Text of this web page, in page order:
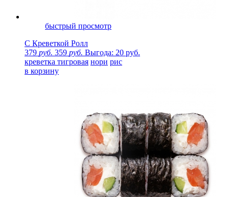
быстрый просмотр
С Креветкой Ролл
379 руб. 359 руб. Выгода: 20 руб.
креветка тигровая нори рис
в корзину